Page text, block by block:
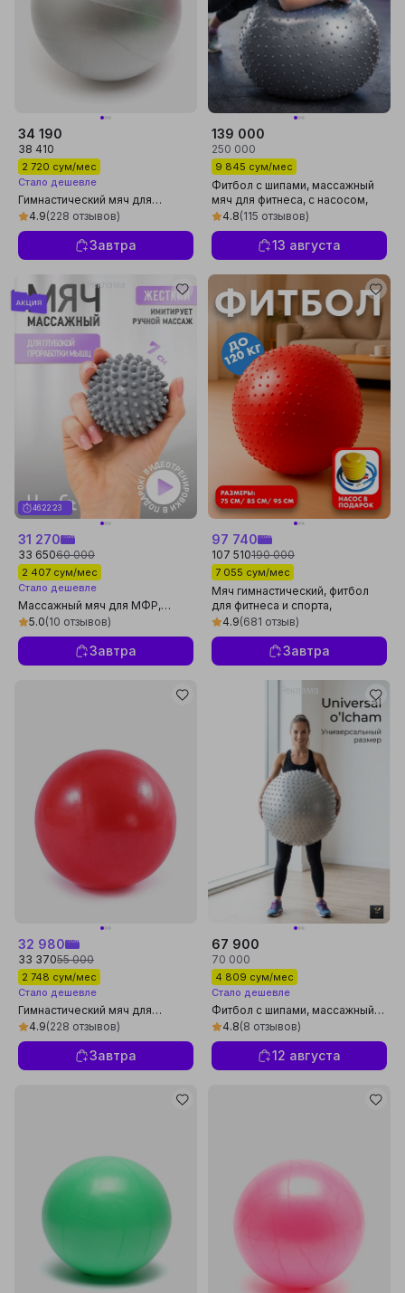
34 190
38 410
2 720 сум/мес
Стало дешевле
Гимнастический мяч для
фитнеса йоги мини фитбол
4.9(228 отзывов)
Завтра
139 000
250 000
9 845 сум/мес
Фитбол с шипами, массажный
мяч для фитнеса, с насосом,
упругий, универсальный
4.8(115 отзывов)
13 августа
Реклама
46:22:20
31 270
33 65060 000
2 407 сум/мес
Стало дешевле
Массажный мяч для МФР,
массажа стоп, йоги и фитнеса, 7
см
5.0(10 отзывов)
Завтра
97 740
107 510190 000
7 055 сум/мес
Мяч гимнастический, фитбол
для фитнеса и спорта,
массажный мяч, 75 см, 85 см,
95 см
4.9(681 отзыв)
Завтра
32 980
33 37055 000
2 748 сум/мес
Стало дешевле
Гимнастический мяч для
фитнеса йоги мини фитбол
4.9(228 отзывов)
Завтра
Реклама
67 900
70 000
4 809 сум/мес
Стало дешевле
Фитбол с шипами, массажный
мяч для фитнеса, с насосом,
упругий, универсальный
4.8(8 отзывов)
12 августа